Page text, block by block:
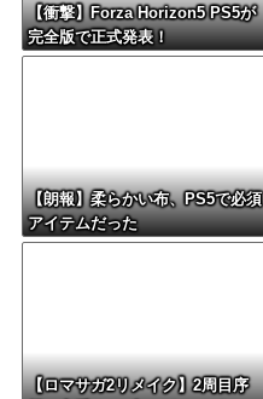
【衝撃】Forza Horizon5 PS5が
完全版で正式発表！
【朗報】柔らかい布、PS5で必須
アイテムだった
【ロマサガ2リメイク】2周目序